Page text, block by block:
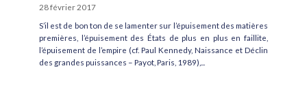
28 février 2017
S’il est de bon ton de se lamenter sur l’épuisement des matières
premières, l’épuisement des États de plus en plus en faillite,
l’épuisement de l’empire (cf. Paul Kennedy, Naissance et Déclin
des grandes puissances – Payot, Paris, 1989),...